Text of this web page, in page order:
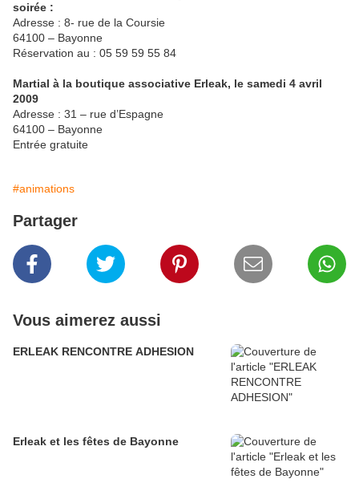
soirée :
Adresse : 8- rue de la Coursie
64100 – Bayonne
Réservation au : 05 59 59 55 84
Martial à la boutique associative Erleak, le samedi 4 avril
2009
Adresse : 31 – rue d’Espagne
64100 – Bayonne
Entrée gratuite
#animations
Partager
Vous aimerez aussi
ERLEAK RENCONTRE ADHESION
Erleak et les fêtes de Bayonne